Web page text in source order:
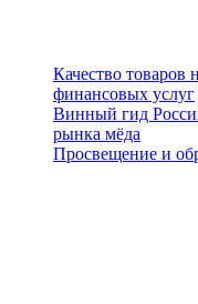
Качество товаров
финансовых услуг
Винный гид
рынка мёда
Просвещение и